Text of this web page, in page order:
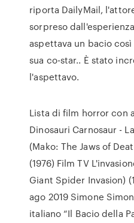
riporta DailyMail,
sorpreso
aspettava un bacio
sua co-star.. È stato
l'aspettavo.
Lista di film horror con
Dinosauri Carnosaur -
(Mako: The Jaws of
(1976) Film TV
Giant Spider Invasion)
ago 2019 Simone
italiano “Il Bacio della